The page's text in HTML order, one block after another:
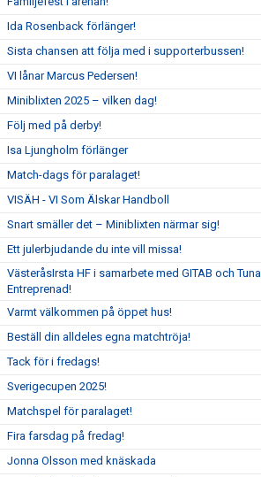
Ida Rosenback förlänger!
Sista chansen att följa med i supporterbussen!
VI lånar Marcus Pedersen!
Miniblixten 2025 – vilken dag!
Följ med på derby!
Isa Ljungholm förlänger
Match-dags för paralaget!
VISÄH - VI Som Älskar Handboll
Snart smäller det – Miniblixten närmar sig!
Ett julerbjudande du inte vill missa!
VästeråsIrsta HF i samarbete med GITAB och Tuna
Entreprenad!
Varmt välkommen på öppet hus!
Beställ din alldeles egna matchtröja!
Tack för i fredags!
Sverigecupen 2025!
Matchspel för paralaget!
Fira farsdag på fredag!
Jonna Olsson med knäskada